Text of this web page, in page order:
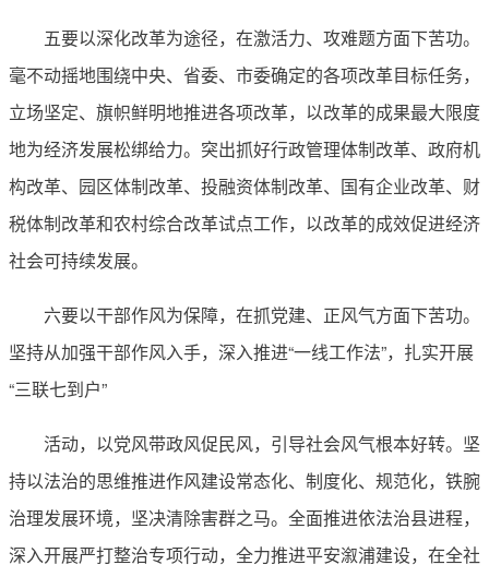
五要以深化改革为途径，在激活力、攻难题方面下苦功。
毫不动摇地围绕中央、省委、市委确定的各项改革目标任务，
立场坚定、旗帜鲜明地推进各项改革，以改革的成果最大限度
地为经济发展松绑给力。突出抓好行政管理体制改革、政府机
构改革、园区体制改革、投融资体制改革、国有企业改革、财
税体制改革和农村综合改革试点工作，以改革的成效促进经济
社会可持续发展。
六要以干部作风为保障，在抓党建、正风气方面下苦功。
坚持从加强干部作风入手，深入推进“一线工作法”，扎实开展
“三联七到户”
活动，以党风带政风促民风，引导社会风气根本好转。坚
持以法治的思维推进作风建设常态化、制度化、规范化，铁腕
治理发展环境，坚决清除害群之马。全面推进依法治县进程，
深入开展严打整治专项行动，全力推进平安溆浦建设，在全社